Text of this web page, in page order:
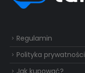
Regulamin
Polityka prywatności
Jak kupować?